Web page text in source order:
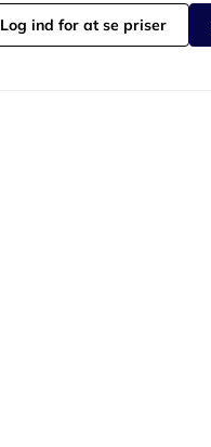
Log ind for at se priser